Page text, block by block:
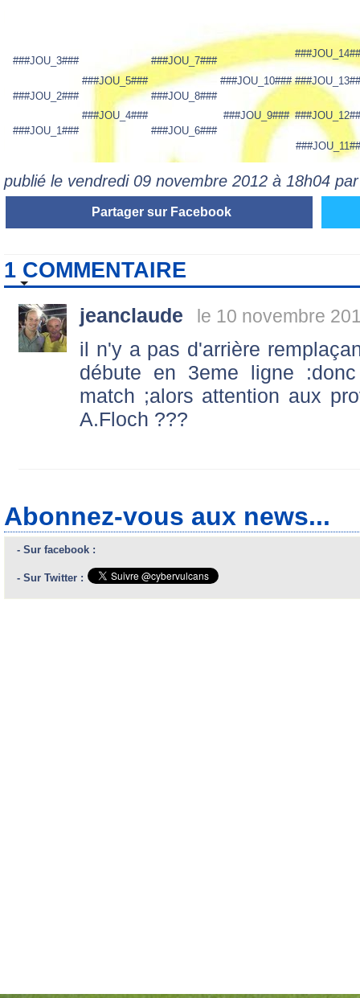
###JOU_3###
###JOU_7###
###JOU_5###
###JOU_10###
###JOU_2###
###JOU_8###
###JOU_4###
###JOU_9###
###JOU_1###
###JOU_6###
publié le vendredi 09 novembre 2012 à 18h04
Partager sur Facebook
1 COMMENTAIRE
jeanclaude le 10 novembre
il n'y a pas d'arrière
débute en 3eme ligne
match ;alors attention aux
A.Floch ???
Abonnez-vous aux news...
- Sur facebook :
- Sur Twitter :